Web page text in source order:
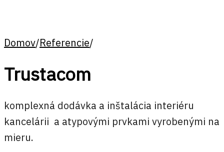
Domov/Referencie/
Trustacom
komplexná dodávka a inštalácia interiéru
kancelárii a atypovými prvkami vyrobenými na
mieru.